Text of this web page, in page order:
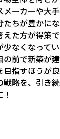
メーカーや大
たちが豊かに
た方が得策で
なくなってい
前で新築が
目指すほうが
戦略を、引き